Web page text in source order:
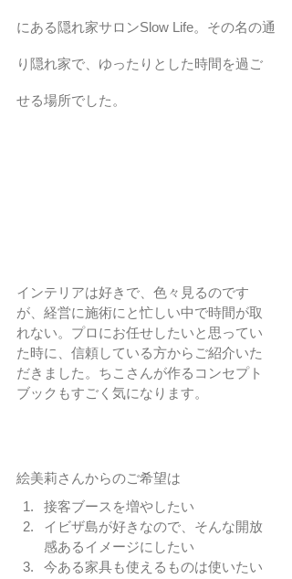
にある隠れ家サロンSlow Life。その名の通
り隠れ家で、ゆったりとした時間を過ご
せる場所でした。
インテリアは好きで、色々見るのです
が、経営に施術にと忙しい中で時間が取
れない。プロにお任せしたいと思ってい
た時に、信頼している方からご紹介いた
だきました。ちこさんが作るコンセプト
ブックもすごく気になります。
絵美莉さんからのご希望は
接客ブースを増やしたい
イビザ島が好きなので、そんな開放
感あるイメージにしたい
今ある家具も使えるものは使いたい